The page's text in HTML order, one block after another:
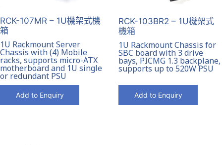
RCK-107MR – 1U機架式機
箱
1U Rackmount Server
Chassis with (4) Mobile
racks, supports micro-ATX
motherboard and 1U single
or redundant PSU
Add to Enquiry
RCK-103BR2 – 1U機架式
機箱
1U Rackmount Chassis for
SBC board with 3 drive
bays, PICMG 1.3 backplane,
supports up to 520W PSU
Add to Enquiry